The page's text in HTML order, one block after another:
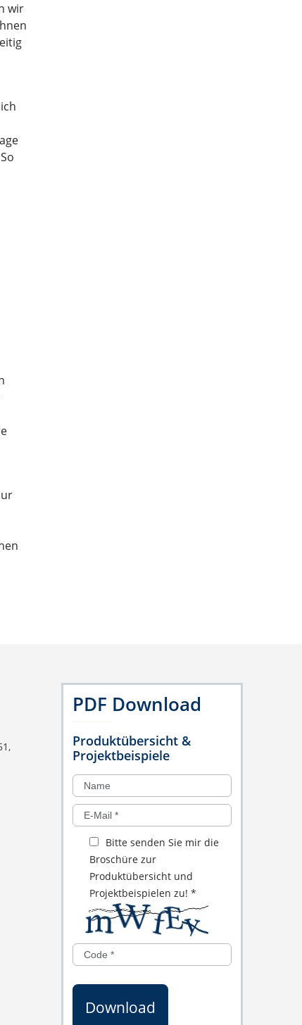
wir
PDF Download
Produktübersicht &
Projektbeispiele
Bitte senden Sie mir die
Broschüre zur
Produktübersicht und
Projektbeispielen zu! *
Download